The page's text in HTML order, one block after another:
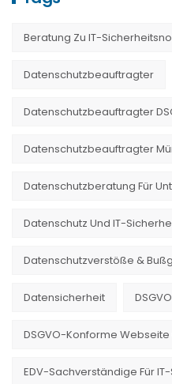
Beratung Zu IT-
Datenschutzbeauftragter
Datenschutzbeauftragter
Datenschutzbeauftragter
Datenschutzberatung Für
Datenschutz Und IT-
Datenschutzverstöße &
Datensicherheit DSGVO
DSGVO-Konforme
EDV-Sachverständige Für